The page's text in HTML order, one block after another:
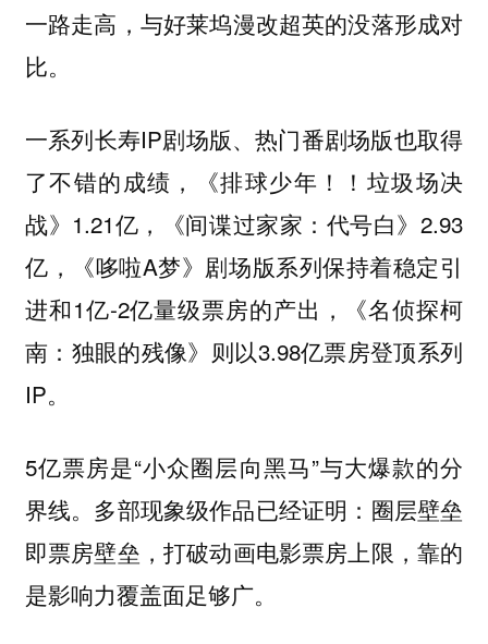
一路走高 ，与好莱坞漫改超英的没落形成对
比。
一系列长寿IP剧场版、热门番剧场版也取得
了不错的成绩，《排球少年！！垃圾场决
战》1.21亿，《间谍过家家：代号白》2.93
亿，《哆啦A梦》剧场版系列保持着稳定引
进和1亿-2亿量级票房的产出，《名侦探柯
南：独眼的残像》则以3.98亿票房登顶系列
IP。
5亿票房是“小众圈层向黑马”与大爆款的分
界线。多部现象级作品已经证明：圈层壁垒
即票房壁垒， 打破动画电影票房上限，靠的
是影响力覆盖面足够广。